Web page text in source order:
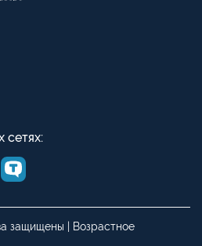
сетях:
защищены | Возрастное